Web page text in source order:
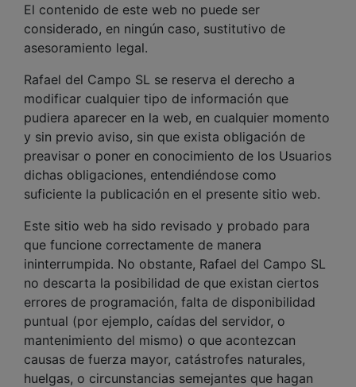
El contenido de este web no puede ser
considerado, en ningún caso, sustitutivo de
asesoramiento legal.
Rafael del Campo SL se reserva el derecho a
modificar cualquier tipo de información que
pudiera aparecer en la web, en cualquier momento
y sin previo aviso, sin que exista obligación de
preavisar o poner en conocimiento de los Usuarios
dichas obligaciones, entendiéndose como
suficiente la publicación en el presente sitio web.
Este sitio web ha sido revisado y probado para
que funcione correctamente de manera
ininterrumpida. No obstante, Rafael del Campo SL
no descarta la posibilidad de que existan ciertos
errores de programación, falta de disponibilidad
puntual (por ejemplo, caídas del servidor, o
mantenimiento del mismo) o que acontezcan
causas de fuerza mayor, catástrofes naturales,
huelgas, o circunstancias semejantes que hagan